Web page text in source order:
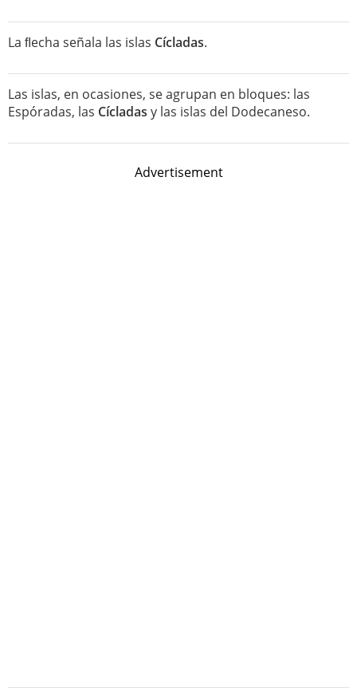
La ﬂecha señala las islas Cícladas.
Las islas, en ocasiones, se agrupan en bloques: las
Espóradas, las Cícladas y las islas del Dodecaneso.
Advertisement